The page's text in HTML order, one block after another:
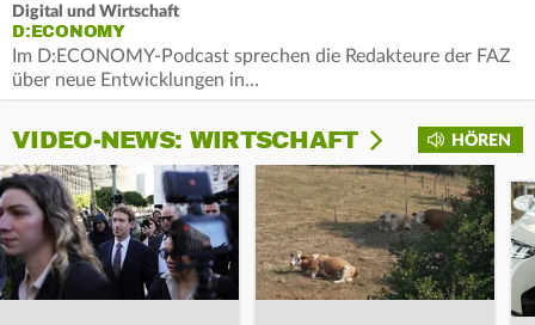
Digital und Wirtschaft
D:ECONOMY
Im D:ECONOMY-Podcast sprechen die Redakteure der FAZ
über neue Entwicklungen in…
HÖREN
VIDEO-NEWS: WIRTSCHAFT